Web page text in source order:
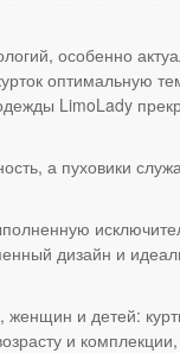
особенно
оптимальную
LimoLady
а пуховики
дизайн и
и детей:
и